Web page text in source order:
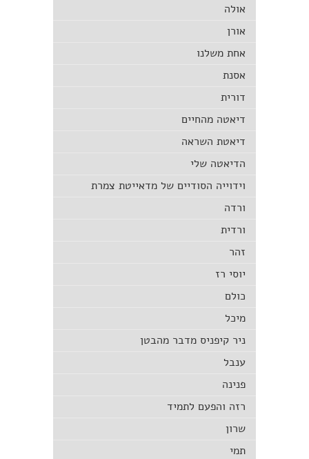
אולה
אורן
אחת משלנו
אסנת
דורית
דיאטה מהחיים
דיאטת השראה
הדיאטה שלי
וידוייה הסודיים של מדאייטת צמרת
ורדה
ורדית
זהר
יוסי רז
כולם
מיכל
ניר קיפניס מדבר מהבטן
ענבל
פנינה
רזה והפעם לתמיד
שרון
תמי